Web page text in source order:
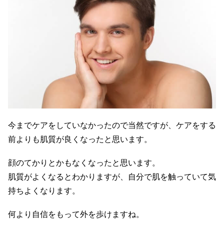
今までケアをしていなかったので当然ですが、ケアをする
前よりも肌質が良くなったと思います。
顔のてかりとかもなくなったと思います。
肌質がよくなるとわかりますが、自分で肌を触っていて気
持ちよくなります。
何より自信をもって外を歩けますね。